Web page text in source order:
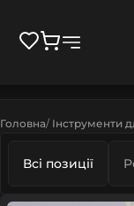
Головна Інструменти
Всі позиції